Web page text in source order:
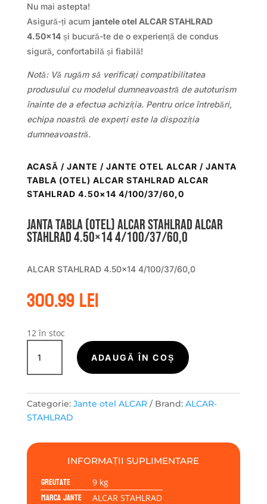
Nu mai astepta!
Asigură-ți acum jantele otel ALCAR STAHLRAD
4.50×14și bucură-te de o experiență de condus
sigură, confortabilă și fiabilă!
Notă: Vă rugăm să verificați compatibilitatea
produsului cu modelul dumneavoastră de autoturism
înainte de a efectua achiziția. Pentru orice întrebări,
echipa noastră de experți este la dispoziția
dumneavoastră.
ACASĂ / JANTE / JANTE OTEL ALCAR / JANTA
TABLA (OTEL) ALCAR STAHLRAD ALCAR
STAHLRAD 4.50×14 4/100/37/60,0
Janta tabla (otel) ALCAR STAHLRAD ALCAR
STAHLRAD 4.50×14 4/100/37/60,0
ALCAR STAHLRAD 4.50×14 4/100/37/60,0
300.99lei
12 în stoc
Cantitate
Janta
tabla
ALCAR
STAHLRAD
STAHLRAD
4.50x14
4/100/37/60,0
ADAUGĂ ÎN COȘ
Categorie: Jante otel ALCAR Brand: ALCAR-
STAHLRAD
INFORMAȚII SUPLIMENTARE
Greutate 9 kg
Marca jante ALCAR STAHLRAD